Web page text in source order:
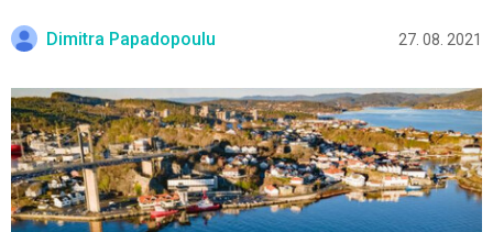
Dimitra Papadopoulu 27. 08. 2021